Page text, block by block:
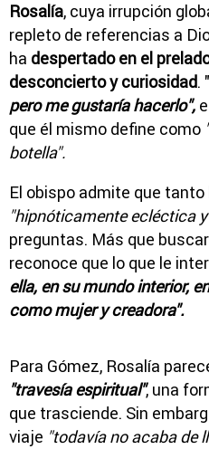
Rosalía, cuya irrupción
repleto de referencias a
ha despertado en el
desconcierto y curiosidad. "
pero me gustaría hacerlo",
que él mismo define como
botella".
El obispo admite que
"hipnóticamente ecléctica
preguntas. Más que
reconoce que lo que le
ella, en su mundo interior,
como mujer y creadora".
Para Gómez, Rosalía
"travesía espiritual", una
que trasciende. Sin
viaje "todavía no acaba de